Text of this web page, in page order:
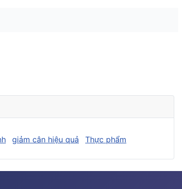
giảm cân hiệu quả Thực phẩm